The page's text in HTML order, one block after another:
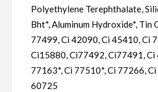
Polyethylene Terephthalate,
Bht*, Aluminum Hydroxide*, Tin
77499, Ci 42090, Ci 45410, Ci
Ci15880, Ci77492, Ci77491, Ci
77163*, Ci 77510*, Ci 77266,
60725